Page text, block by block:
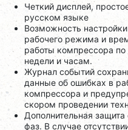
Четкий дисплей,
русском языке
Возможность настройки
рабочего режима и
работы компрессора
недели и часам.
Журнал событий
данные об ошибках в
компрессора и
скором проведении
Дополнительная
фаз. В случае